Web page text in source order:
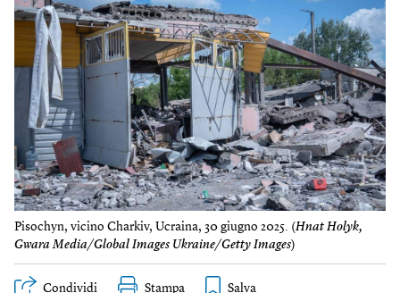
Pisochyn, vicino Charkiv, Ucraina, 30 giugno 2025. (Hnat Holyk,
Gwara Media/Global Images Ukraine/Getty Images)
Condividi Stampa